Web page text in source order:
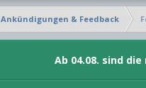
Ankündigungen & Feedback
Ab 04.08. sind